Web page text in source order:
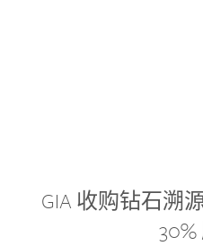
GIA 收购钻石溯